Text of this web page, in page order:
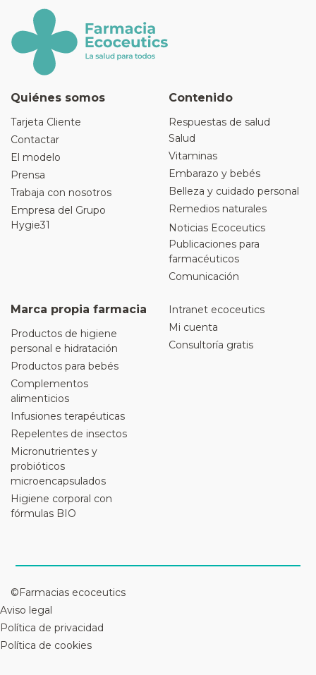
Quiénes somos
Tarjeta Cliente
Contactar
El modelo
Prensa
Trabaja con nosotros
Empresa del Grupo
Hygie31
Contenido
Respuestas de salud
Salud
Vitaminas
Embarazo y bebés
Belleza y cuidado personal
Remedios naturales
Noticias Ecoceutics
Publicaciones para
farmacéuticos
Comunicación
Marca propia farmacia
Productos de higiene
personal e hidratación
Productos para bebés
Complementos
alimenticios
Infusiones terapéuticas
Repelentes de insectos
Micronutrientes y
probióticos
microencapsulados
Higiene corporal con
fórmulas BIO
Intranet ecoceutics
Mi cuenta
Consultoría gratis
©Farmacias ecoceutics
Aviso legal
Política de privacidad
Política de cookies